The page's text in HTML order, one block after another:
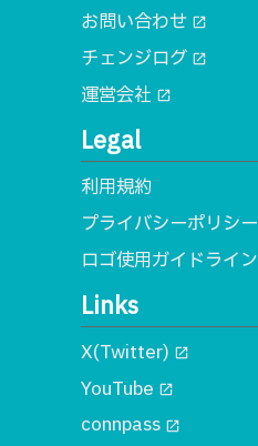
お問い合わせ open_in_new
チェンジログ open_in_new
運営会社 open_in_new
Legal
利用規約
プライバシーポリシー
ロゴ使用ガイドライン
Links
X(Twitter) open_in_new
YouTube open_in_new
connpass open_in_new